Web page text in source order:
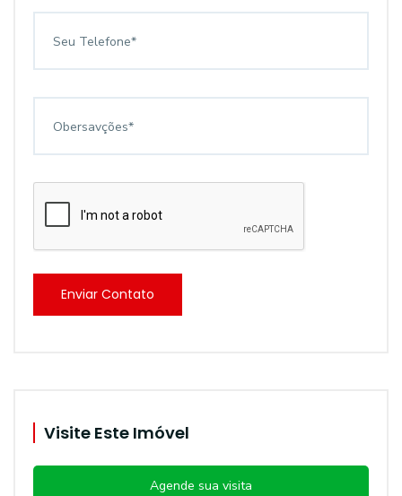
Enviar Contato
Visite Este Imóvel
Agende sua visita